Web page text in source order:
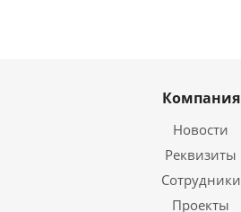
Компания
Новости
Реквизиты
Сотрудники
Проекты